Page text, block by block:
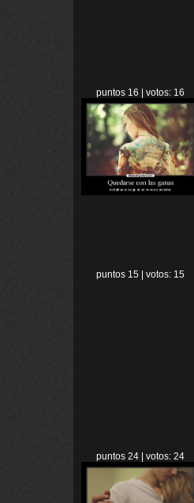
puntos 16 | votos: 16
puntos 15 | votos: 15
puntos 24 | votos: 24